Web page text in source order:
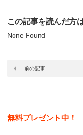
この記事を読んだ方
None Found
前の記事
無料プレゼント中！